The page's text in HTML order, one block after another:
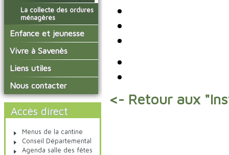
L'urbanisme
Les publicités et les
enquêtes publiques
Les bulletins municipaux
La communauté de
communes
La collecte des ordures
ménagères
Enfance et jeunesse
L'école primaire
La garderie et la cantine
Le temps périscolaire
La petite enfance
Les transports
Vivre à Savenès
Agenda Salle des Fetes
Liens utiles
Communauté de
Communes Grand Sud
Tarn et Garonne
Nous contacter
Accès direct
Menus de la cantine
Conseil Départemental
Agenda salle des fêtes
<- Retour aux